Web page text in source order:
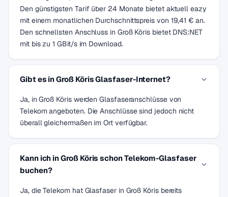
Den günstigsten Tarif über 24 Monate bietet aktuell eazy
mit einem monatlichen Durchschnittspreis von 19,41 € an.
Den schnellsten Anschluss in Groß Köris bietet DNS:NET
mit bis zu 1 GBit/s im Download.
Gibt es in Groß Köris Glasfaser-Internet?
Ja, in Groß Köris werden Glasfaseranschlüsse von
Telekom angeboten. Die Anschlüsse sind jedoch nicht
überall gleichermaßen im Ort verfügbar.
Kann ich in Groß Köris schon Telekom-Glasfaser
buchen?
Ja, die Telekom hat Glasfaser in Groß Köris bereits